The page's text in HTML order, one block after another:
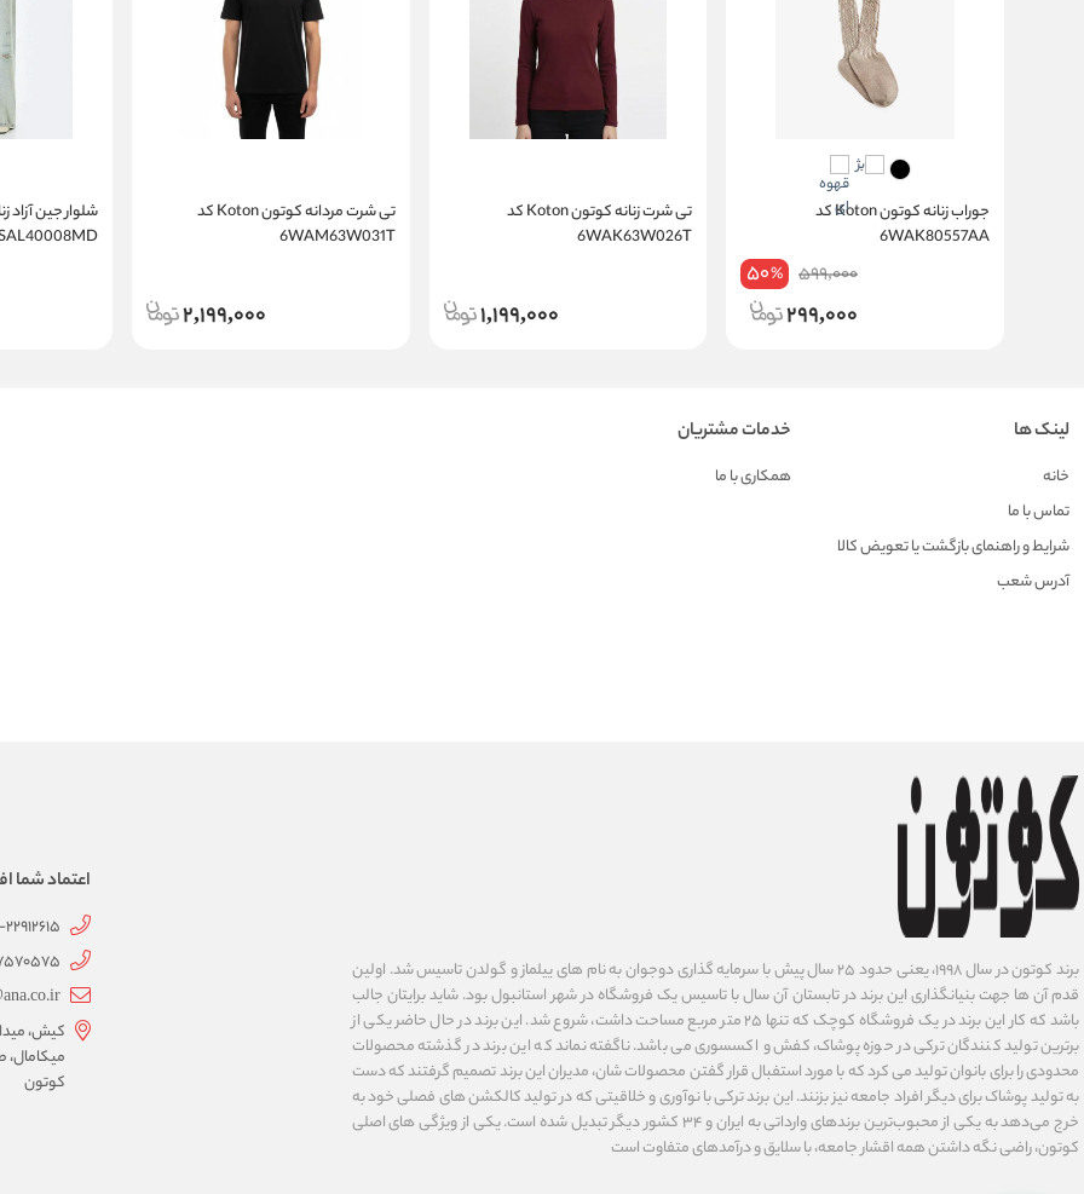
جوراب زنانه کوتون Koton کد
6WAK80557AA
599,000
50%
299,000
تی شرت زنانه کوتون Koton کد
6WAK63W026T
1,199,000
تی شرت مردانه کوتون Koton کد
6WAM63W031T
2,199,000
لینک ها
خانه
تماس با ما
شرایط و راهنمای بازگشت یا تعویض کالا
آدرس شعب
خدمات مشتریان
همکاری با ما
برند کوتون در سال ۱۹۹۸، یعنی حدود ۲۵ سال پیش با سرمایه گذاری دوجوان به نام های ییلماز و گولدن تاسیس شد. اولین
قدم آن ها جهت بنیانگذاری این برند در تابستان آن سال با تاسیس یک فروشگاه در شهر استانبول بود. شاید برایتان جالب
باشد که کار این برند در یک فروشگاه کوچک که تنها ۲۵ متر مربع مساحت داشت، شروع شد. این برند در حال حاضر یکی از
برترین تولید کنندگان ترکی در حوزه پوشاک، کفش و اکسسوری می باشد. ناگفته نماند که این برند در گذشته محصولات
محدودی را برای بانوان تولید می کرد که با مورد استفبال قرار گفتن محصولات شان، مدیران این برند تصمیم گرفتند که دست
به تولید پوشاک برای دیگر افراد جامعه نیز بزنند. این برند ترکی با نوآوری ‌و خلاقیتی که در تولید کالکشن های فصلی خود به
خرج می‌دهد به یکی از محبوب‌ترین برندهای وارداتی به ایران و ۳۴ کشور دیگر تبدیل شده‌ است. یکی از ویژگی های اصلی
کوتون، راضی نگه داشتن همه اقشار جامعه، با سلایق و درآمدهای متفاوت است
اعتماد شما
22912615
کیش،
کوتون